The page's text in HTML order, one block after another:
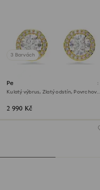
3 Barvách
Peckové náušnice Una Angelic
Kulatý výbrus, Zlatý odstín, Povrchová
2 990 Kč